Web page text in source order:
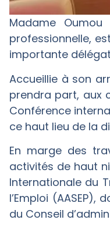
Madame Oumou
professionnelle,
importante
Accueillie à son
prendra part, aux
Conférence
ce haut lieu de la
En marge des
activités de haut
Internationale du
l’Emploi
du Conseil